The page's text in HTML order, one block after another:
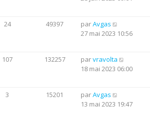
24 49397 parAvgas
27 mai 2023 10:56
107 132257 parvravolta
18 mai 2023 06:00
3 15201 parAvgas
13 mai 2023 19:47